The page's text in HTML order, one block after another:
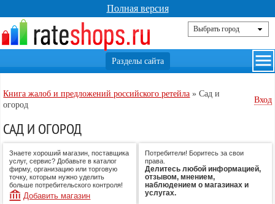
Полная версия
Книга жалоб и предложений российского ретейла »Сад и
огород
Вход
САД И ОГОРОД
Знаете хороший магазин, поставщика
услуг, сервис? Добавьте в каталог
фирму, организацию или торговую
точку, которым нужно уделить
больше потребительского контроля!
Добавить магазин
Потребители! Боритесь за свои
права.
Делитесь любой информацией,
отзывом, мнением,
наблюдением о магазинах и
услугах.